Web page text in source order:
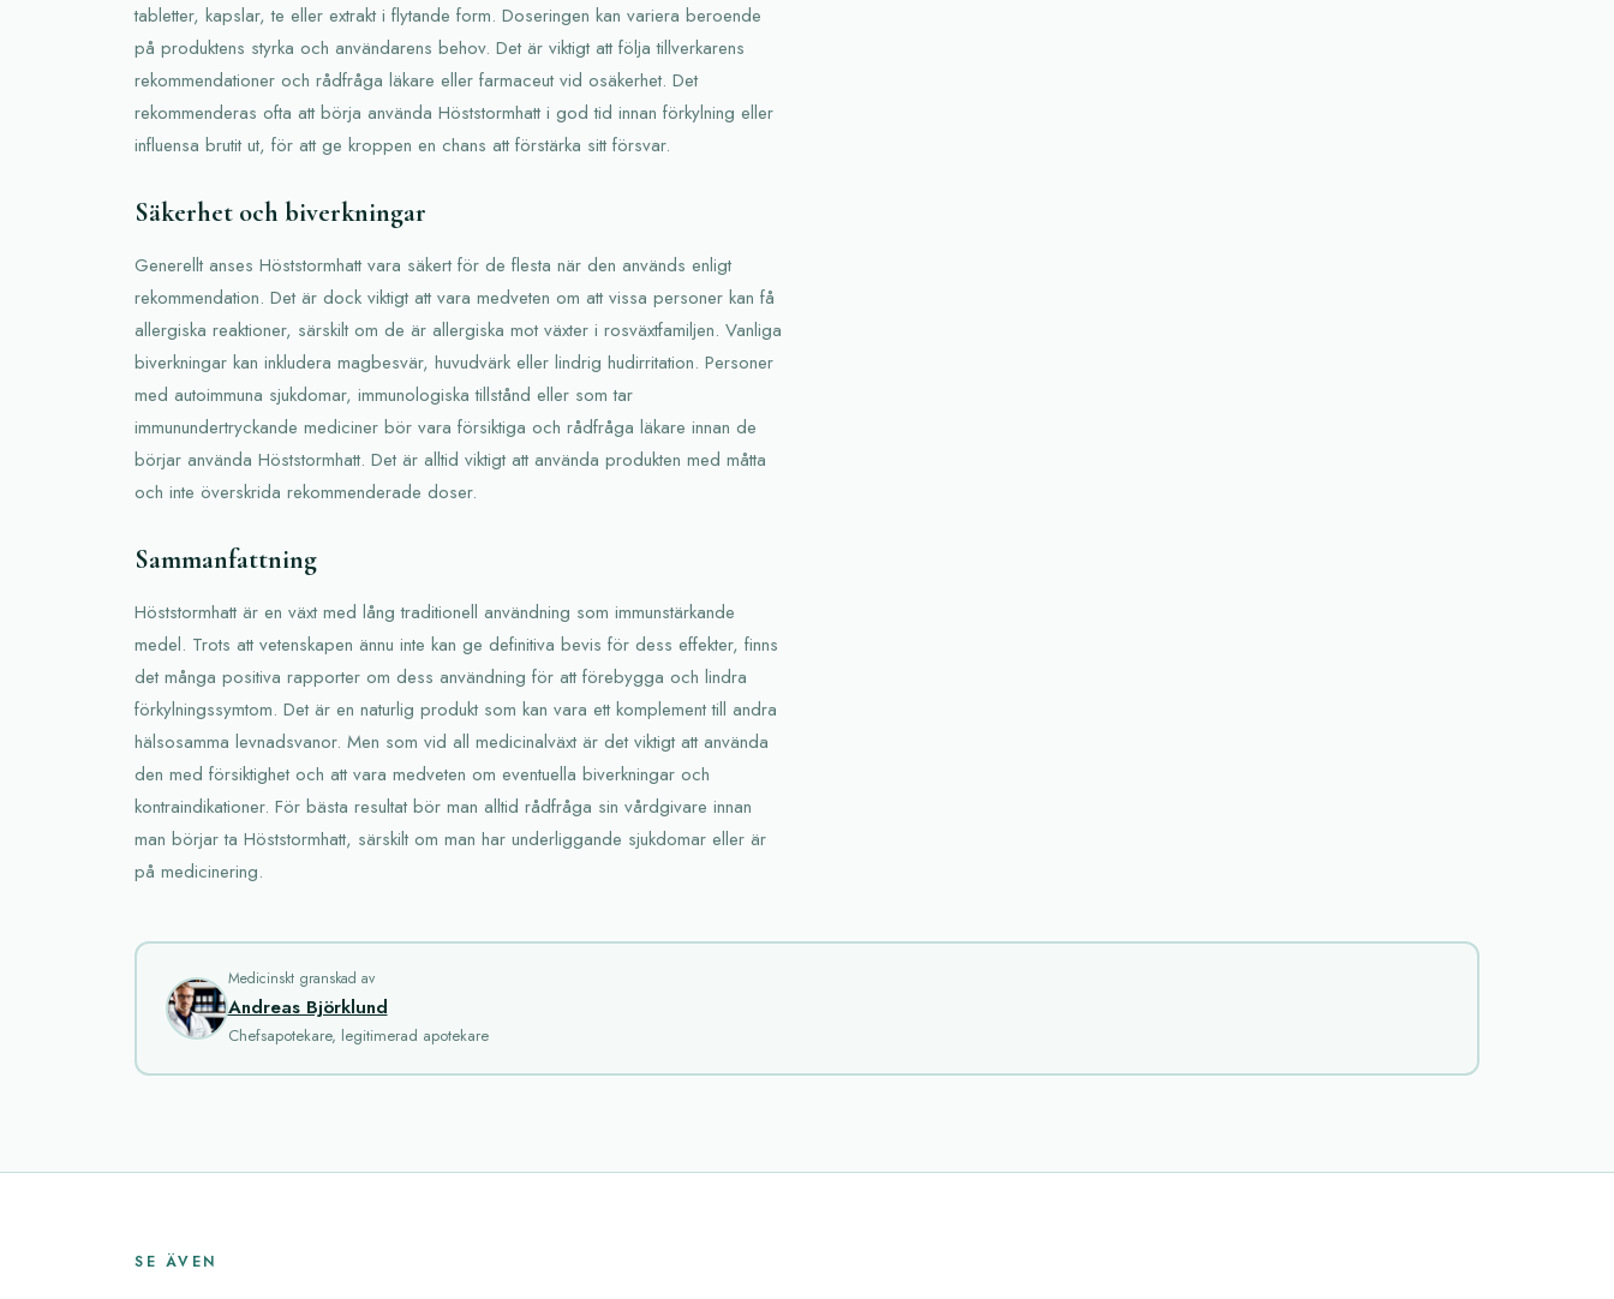
tabletter, kapslar, te eller extrakt i flytande form. Doseringen kan variera beroende
på produktens styrka och användarens behov. Det är viktigt att följa tillverkarens
rekommendationer och rådfråga läkare eller farmaceut vid osäkerhet. Det
rekommenderas ofta att börja använda Höststormhatt i god tid innan förkylning eller
influensa brutit ut, för att ge kroppen en chans att förstärka sitt försvar.
Säkerhet och biverkningar
Generellt anses Höststormhatt vara säkert för de flesta när den används enligt
rekommendation. Det är dock viktigt att vara medveten om att vissa personer kan få
allergiska reaktioner, särskilt om de är allergiska mot växter i rosväxtfamiljen. Vanliga
biverkningar kan inkludera magbesvär, huvudvärk eller lindrig hudirritation. Personer
med autoimmuna sjukdomar, immunologiska tillstånd eller som tar
immunundertryckande mediciner bör vara försiktiga och rådfråga läkare innan de
börjar använda Höststormhatt. Det är alltid viktigt att använda produkten med måtta
och inte överskrida rekommenderade doser.
Sammanfattning
Höststormhatt är en växt med lång traditionell användning som immunstärkande
medel. Trots att vetenskapen ännu inte kan ge definitiva bevis för dess effekter, finns
det många positiva rapporter om dess användning för att förebygga och lindra
förkylningssymtom. Det är en naturlig produkt som kan vara ett komplement till andra
hälsosamma levnadsvanor. Men som vid all medicinalväxt är det viktigt att använda
den med försiktighet och att vara medveten om eventuella biverkningar och
kontraindikationer. För bästa resultat bör man alltid rådfråga sin vårdgivare innan
man börjar ta Höststormhatt, särskilt om man har underliggande sjukdomar eller är
på medicinering.
Medicinskt granskad av
Andreas Björklund
Chefsapotekare, legitimerad apotekare
SE ÄVEN